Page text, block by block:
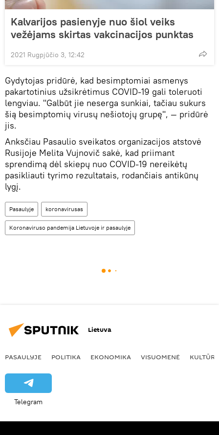
Kalvarijos pasienyje nuo šiol veiks
vežėjams skirtas vakcinacijos punktas
2021 Rugpjūčio 3, 12:42
Gydytojas pridūrė, kad besimptomiai asmenys
pakartotinius užsikrėtimus COVID-19 gali toleruoti
lengviau. "Galbūt jie neserga sunkiai, tačiau sukurs
šią besimptomių virusų nešiotojų grupę", — pridūrė
jis.
Anksčiau Pasaulio sveikatos organizacijos atstovė
Rusijoje Melita Vujnovič sakė, kad priimant
sprendimą dėl skiepų nuo COVID-19 nereikėtų
pasikliauti tyrimo rezultatais, rodančiais antikūnų
lygį.
Pasaulyje koronavirusas
Koronaviruso pandemija Lietuvoje ir pasaulyje
Lietuva
PASAULYJE POLITIKA EKONOMIKA VISUOMENĖ KULTŪRA
Telegram